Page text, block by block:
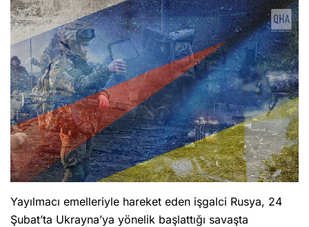
Yayılmacı emelleriyle hareket eden işgalci Rusya, 24
Şubat’ta Ukrayna’ya yönelik başlattığı savaşta